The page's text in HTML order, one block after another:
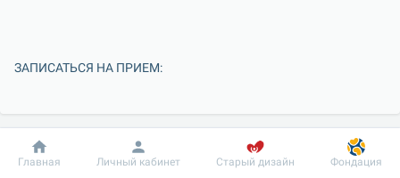
ЗАПИСАТЬСЯ НА ПРИЕМ:
Добробут Информация Пациенту
Главная Личный кабинет Старый дизайн Фондация